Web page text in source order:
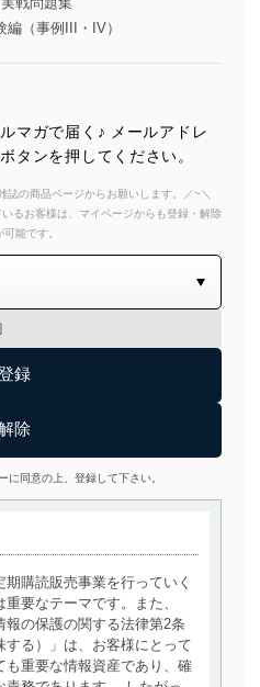
（事例III・IV）
マガで届く♪ メールアドレ
タンを押してください。
の商品ページからお願いします。／~＼
るお客様は、マイページからも登録・解除
能です。
に同意の上、登録して下さい。
購読販売事業を行っていく
要なテーマです。また、
報の保護の関する法律第2条
する）」は、お客様にとって
も重要な情報資産であり、確